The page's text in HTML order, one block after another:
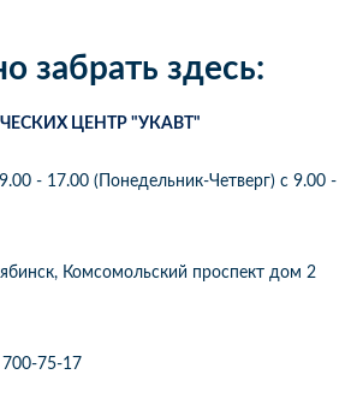
забрать здесь:
ЦЕНТР "УКАВТ"
- 17.00 (Понедельник-Четверг) c 9.00 -
Комсомольский проспект дом 2
75-17